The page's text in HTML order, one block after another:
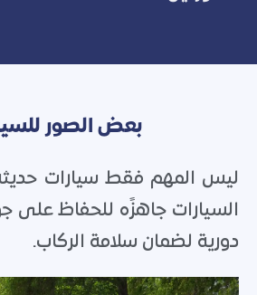
بعض الصور
ليس المهم فقط سيارات
السيارات جاهزًه للحفاظ على
دورية لضمان سلامة الركاب.